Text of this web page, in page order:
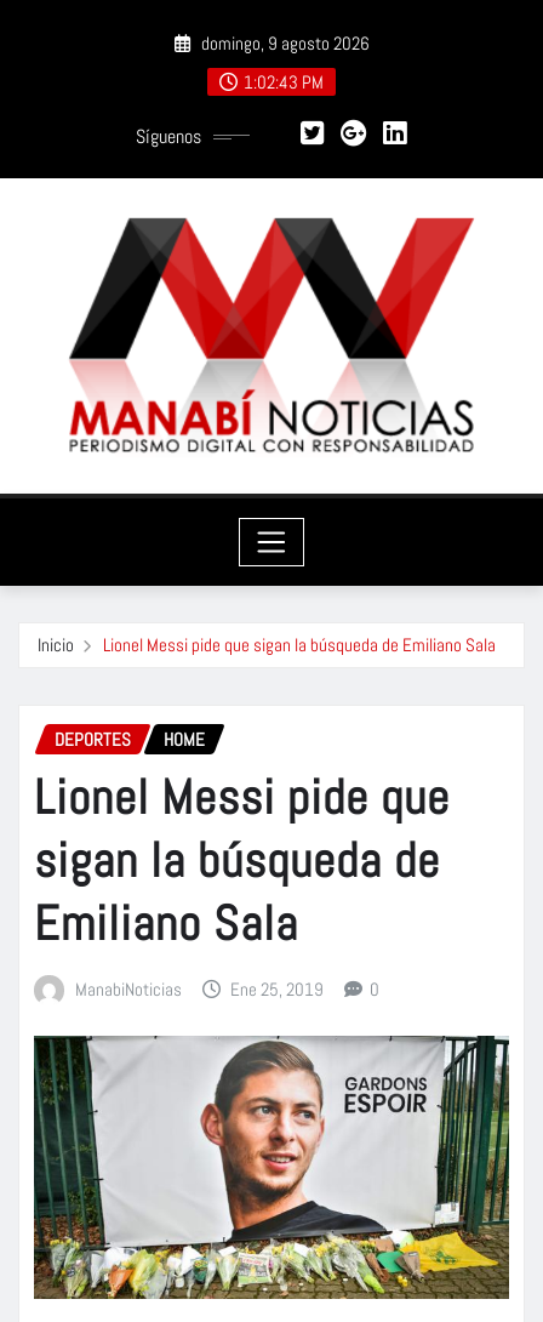
domingo, 9 agosto 2026
1:02:44 PM
Síguenos
Inicio Lionel Messi pide que sigan la búsqueda de Emiliano Sala
DEPORTES HOME
Lionel Messi pide que
sigan la búsqueda de
Emiliano Sala
ManabiNoticias Ene 25, 2019 0